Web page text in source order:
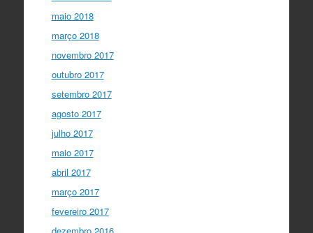
maio 2018
março 2018
novembro 2017
outubro 2017
setembro 2017
agosto 2017
julho 2017
maio 2017
abril 2017
março 2017
fevereiro 2017
dezembro 2016